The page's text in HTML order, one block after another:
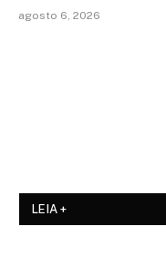
agosto 6, 2026
LEIA +